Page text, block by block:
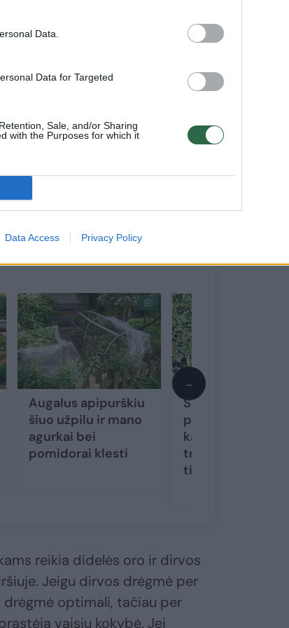
Data.
Data for Targeted
Sale, and/or Sharing
with the Purposes for which it
Data Access Privacy Policy
medžiagų, nes ims kristi ir
Per gana trumpą laiką jie
yra didelis.
kritimo priežasčių. Labai
atšąla dirva, krinta
saulėtoje vietoje. Taip
Augalus apipurškiu
šiuo užpilu ir mano
agurkai bei
pomidorai klesti
Sužinokite, kodėl
patyrę daržininkai
kai kurias gėrybes
tręšia „Coca-cola“
tirpalu
→
reikia didelės oro ir dirvos
Jeigu dirvos drėgmė per
drėgmė optimali, tačiau per
vaisių kokybė. Jei